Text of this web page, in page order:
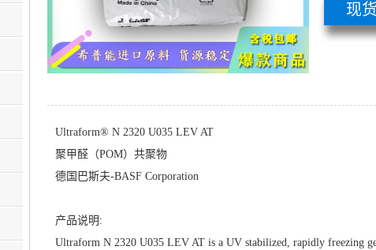
现
Ultraform® N 2320 U035 LEV AT
聚甲醛（POM）共聚物
德国巴斯夫-BASF Corporation
产品说明:
Ultraform N 2320 U035 LEV AT is a UV stabilized, rapidly freezing